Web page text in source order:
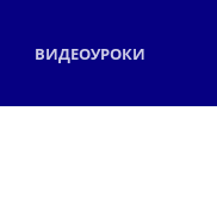
ВИДЕОУРОКИ